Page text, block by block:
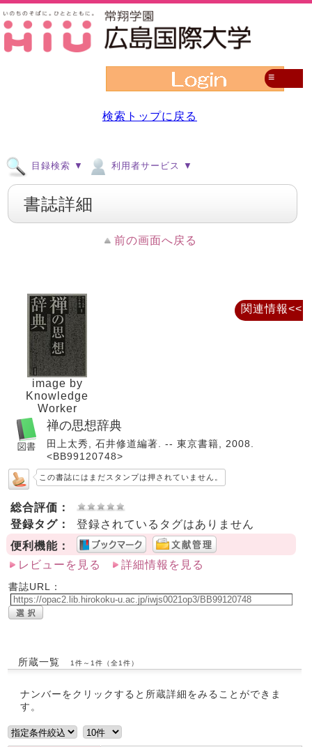
検索トップに戻る
目録検索 ▼ 利用者サービス ▼
≡
書誌詳細
前の画面へ戻る
image by
Knowledge
Worker
禅の思想辞典
田上太秀, 石井修道編著. -- 東京書籍, 2008.
<BB99120748>
この書誌にはまだスタンプは押されていません。
総合評価：
登録タグ：
登録されているタグはありません
便利機能：
レビューを見る
詳細情報を見る
書誌URL：
所蔵一覧 1件～1件（全1件）
ナンバーをクリックすると所蔵詳細をみることができま
す。
関連情報<<